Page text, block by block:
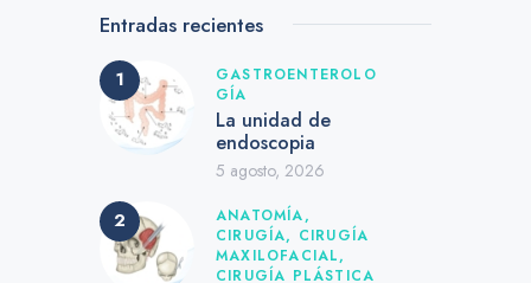
Entradas recientes
GASTROENTEROLO
GÍA
La unidad de
endoscopia
5 agosto, 2026
ANATOMÍA,
CIRUGÍA, CIRUGÍA
MAXILOFACIAL,
CIRUGÍA PLÁSTICA